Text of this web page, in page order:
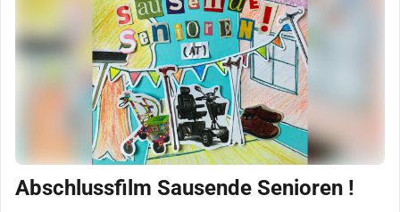
Abschlussfilm Sausende Senioren !